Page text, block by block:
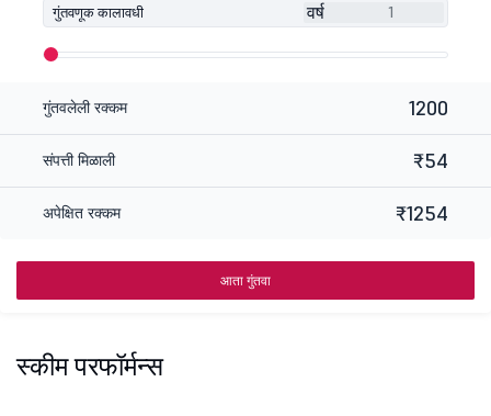
गुंतवणूक कालावधी वर्ष
गुंतवलेली रक्कम 1200
संपत्ती मिळाली ₹54
अपेक्षित रक्कम ₹1254
आता गुंतवा
स्कीम परफॉर्मन्स